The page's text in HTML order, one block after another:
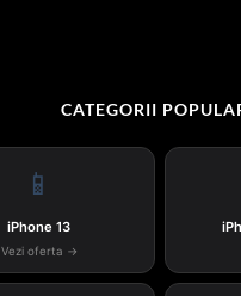
CATEGORII
📱
iPhone 13
Vezi oferta →